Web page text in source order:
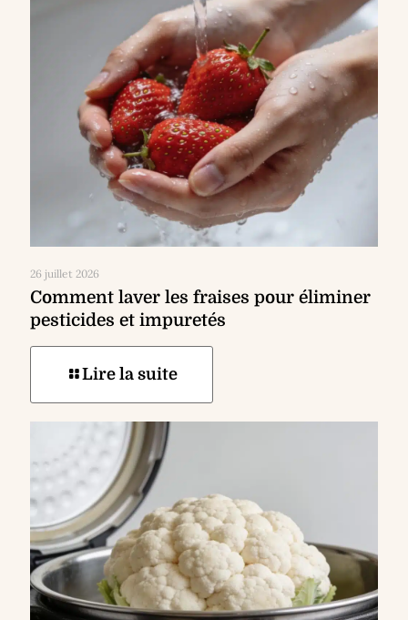
26 juillet 2026
Comment laver les fraises pour éliminer
pesticides et impuretés
Lire la suite